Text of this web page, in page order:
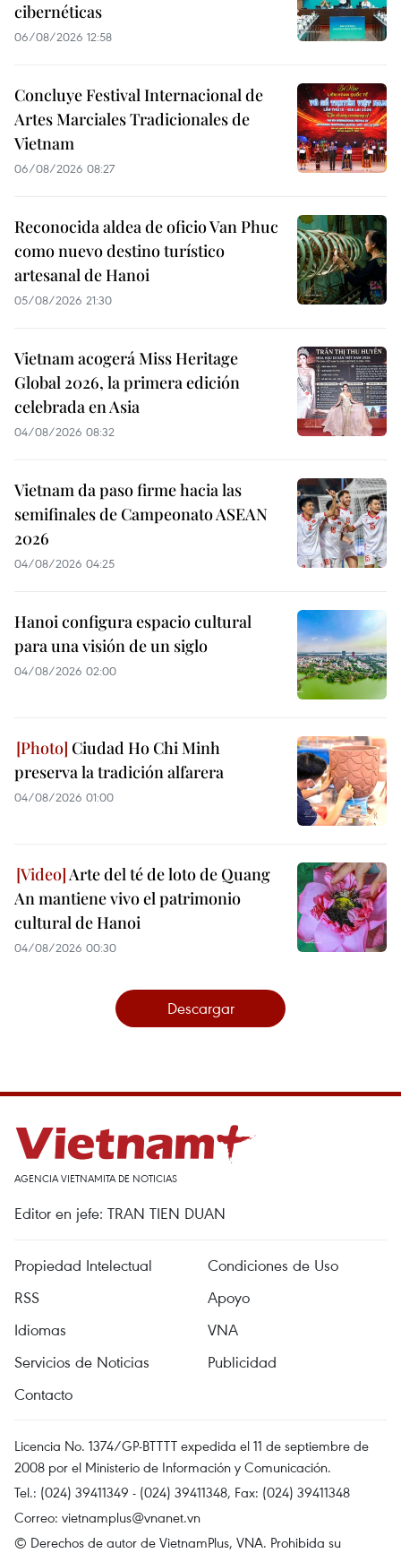
cibernéticas
06/08/2026 12:58
Concluye Festival Internacional de
Artes Marciales Tradicionales de
Vietnam
06/08/2026 08:27
Reconocida aldea de oficio Van Phuc
como nuevo destino turístico
artesanal de Hanoi
05/08/2026 21:30
Vietnam acogerá Miss Heritage
Global 2026, la primera edición
celebrada en Asia
04/08/2026 08:32
Vietnam da paso firme hacia las
semifinales de Campeonato ASEAN
2026
04/08/2026 04:25
Hanoi configura espacio cultural
para una visión de un siglo
04/08/2026 02:00
Ciudad Ho Chi Minh
preserva la tradición alfarera
04/08/2026 01:00
Arte del té de loto de Quang
An mantiene vivo el patrimonio
cultural de Hanoi
04/08/2026 00:30
Descargar
AGENCIA VIETNAMITA DE NOTICIAS
Editor en jefe: TRAN TIEN DUAN
Propiedad Intelectual
Condiciones de Uso
RSS
Apoyo
Idiomas
VNA
Servicios de Noticias
Publicidad
Contacto
Licencia No. 1374/GP-BTTTT expedida el 11 de septiembre de
2008 por el Ministerio de Información y Comunicación.
Tel.: (024) 39411349 - (024) 39411348, Fax: (024) 39411348
Correo: vietnamplus@vnanet.vn
© Derechos de autor de VietnamPlus, VNA. Prohibida su